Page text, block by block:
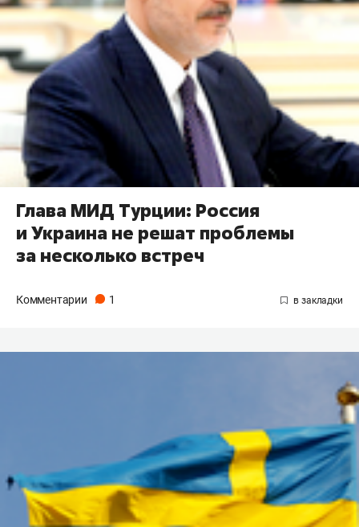
Глава МИД Турции: Россия
и Украина не решат проблемы
за несколько встреч
Комментарии 1